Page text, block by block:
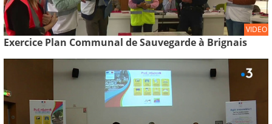
VIDEO
Exercice Plan Communal de Sauvegarde à Brignais